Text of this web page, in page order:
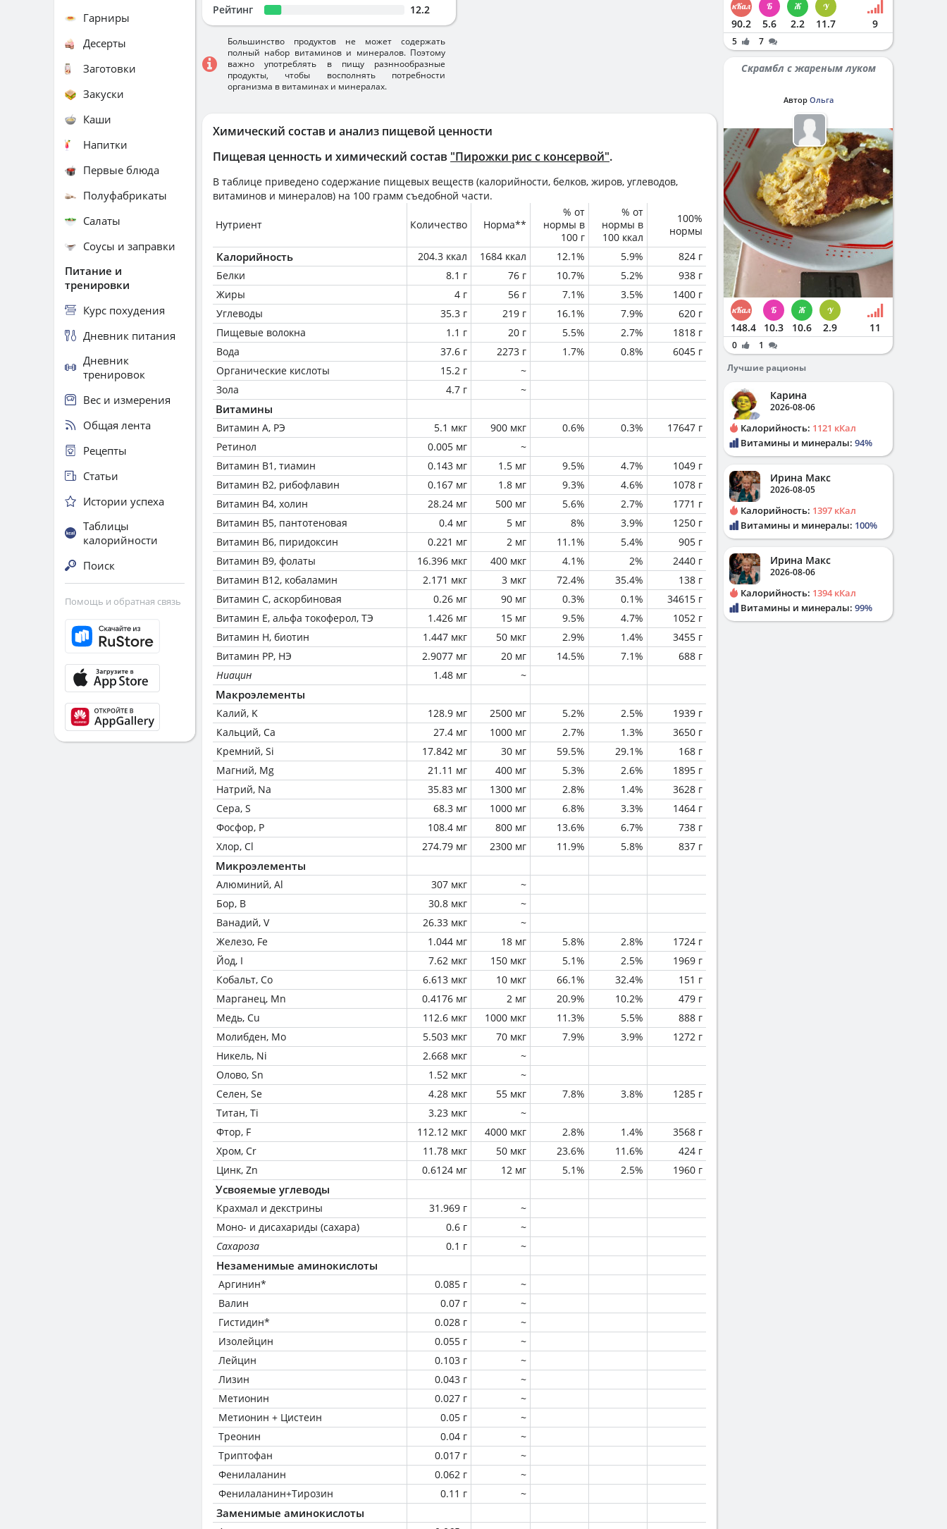
Химический состав и анализ пищевой ценности
Пищевая ценность и химический состав "Пирожки рис с консервой".
В таблице приведено содержание пищевых веществ (калорийности, белков, жиров, углеводов,
витаминов и минералов) на 100 грамм съедобной части.
Нутриент Количество Норма**
% от
нормы в
100 г
% от
нормы в
100 ккал
100%
нормы
Калорийность 204.3 ккал 1684 ккал 12.1% 5.9%
824 г
Белки
8.1 г 76 г 10.7% 5.2%
938 г
Жиры
4 г 56 г 7.1% 3.5%
1400 г
Углеводы
35.3 г 219 г 16.1% 7.9%
620 г
Пищевые волокна
1.1 г 20 г 5.5% 2.7%
1818 г
Вода
37.6 г 2273 г 1.7% 0.8%
6045 г
Органические кислоты
15.2 г
~
Зола
4.7 г ~
Витамины
Витамин А, РЭ 5.1 мкг 900 мкг 0.6% 0.3%
17647 г
Ретинол
0.005 мг
~
Витамин В1, тиамин
0.143 мг 1.5 мг 9.5% 4.7%
1049 г
Витамин В2, рибофлавин
0.167 мг 1.8 мг 9.3% 4.6%
1078 г
Витамин В4, холин
28.24 мг 500 мг 5.6% 2.7%
1771 г
Витамин В5, пантотеновая
0.4 мг 5 мг 8% 3.9%
1250 г
Витамин В6, пиридоксин
0.221 мг 2 мг 11.1% 5.4%
905 г
Витамин В9, фолаты
16.396 мкг 400 мкг 4.1% 2%
2440 г
Витамин В12, кобаламин
2.171 мкг 3 мкг 72.4% 35.4%
138 г
Витамин C, аскорбиновая
0.26 мг 90 мг 0.3% 0.1%
34615 г
Витамин Е, альфа токоферол, ТЭ
1.426 мг 15 мг 9.5% 4.7%
1052 г
Витамин Н, биотин
1.447 мкг 50 мкг 2.9% 1.4%
3455 г
Витамин РР, НЭ
2.9077 мг 20 мг 14.5% 7.1%
688 г
Ниацин
1.48 мг ~
Макроэлементы
Калий, K 128.9 мг 2500 мг 5.2% 2.5%
1939 г
Кальций, Ca
27.4 мг 1000 мг 2.7% 1.3%
3650 г
Кремний, Si
17.842 мг 30 мг 59.5% 29.1%
168 г
Магний, Mg
21.11 мг 400 мг 5.3% 2.6%
1895 г
Натрий, Na
35.83 мг 1300 мг 2.8% 1.4%
3628 г
Сера, S
68.3 мг 1000 мг 6.8% 3.3%
1464 г
Фосфор, P
108.4 мг 800 мг 13.6% 6.7%
738 г
Хлор, Cl
274.79 мг 2300 мг 11.9% 5.8% 837 г
Микроэлементы
Алюминий, Al 307 мкг
~
Бор, B
30.8 мкг
~
Ванадий, V
26.33 мкг
~
Железо, Fe
1.044 мг 18 мг 5.8% 2.8%
1724 г
Йод, I
7.62 мкг 150 мкг 5.1% 2.5%
1969 г
Кобальт, Co
6.613 мкг 10 мкг 66.1% 32.4%
151 г
Марганец, Mn
0.4176 мг 2 мг 20.9% 10.2%
479 г
Медь, Cu
112.6 мкг 1000 мкг 11.3% 5.5%
888 г
Молибден, Mo
5.503 мкг 70 мкг 7.9% 3.9%
1272 г
Никель, Ni
2.668 мкг
~
Олово, Sn
1.52 мкг
~
Селен, Se
4.28 мкг 55 мкг 7.8% 3.8%
1285 г
Титан, Ti
3.23 мкг
~
Фтор, F
112.12 мкг 4000 мкг 2.8% 1.4%
3568 г
Хром, Cr
11.78 мкг 50 мкг 23.6% 11.6%
424 г
Цинк, Zn
0.6124 мг 12 мг 5.1% 2.5% 1960 г
Усвояемые углеводы
Крахмал и декстрины 31.969 г
~
Моно- и дисахариды (сахара)
0.6 г
~
Сахароза
0.1 г ~
Незаменимые аминокислоты
Аргинин* 0.085 г
~
Валин
0.07 г
~
Гистидин*
0.028 г
~
Изолейцин
0.055 г
~
Лейцин
0.103 г
~
Лизин
0.043 г
~
Метионин
0.027 г
~
Метионин + Цистеин
0.05 г
~
Треонин
0.04 г
~
Триптофан
0.017 г
~
Фенилаланин
0.062 г
~
Фенилаланин+Тирозин
0.11 г ~
Заменимые аминокислоты
Рейтинг 12.2
Большинство продуктов не может содержать
полный набор витаминов и минералов. Поэтому
важно употреблять в пищу разннообразные
продукты, чтобы восполнять потребности
организма в витаминах и минералах.
Гарниры
Десерты
Заготовки
Закуски
Каши
Напитки
Первые блюда
Полуфабрикаты
Салаты
Соусы и заправки
Питание и
тренировки
Курс похудения
Дневник питания
Дневник
тренировок
Вес и измерения
Общая лента
Рецепты
Статьи
Истории успеха
Таблицы
калорийности
Поиск
Помощь и обратная связь
90.2 5.6 2.2 11.7 9
5 7
Скрамбл с жареным луком
Автор Ольга
148.4 10.3 10.6 2.9 11
0
1
Лучшие рационы
Карина
2026-08-06
Калорийность: 1121 кКал
Витамины и минералы: 94%
Ирина Макс
2026-08-05
Калорийность: 1397 кКал
Витамины и минералы: 100%
Ирина Макс
2026-08-06
Калорийность: 1394 кКал
Витамины и минералы: 99%